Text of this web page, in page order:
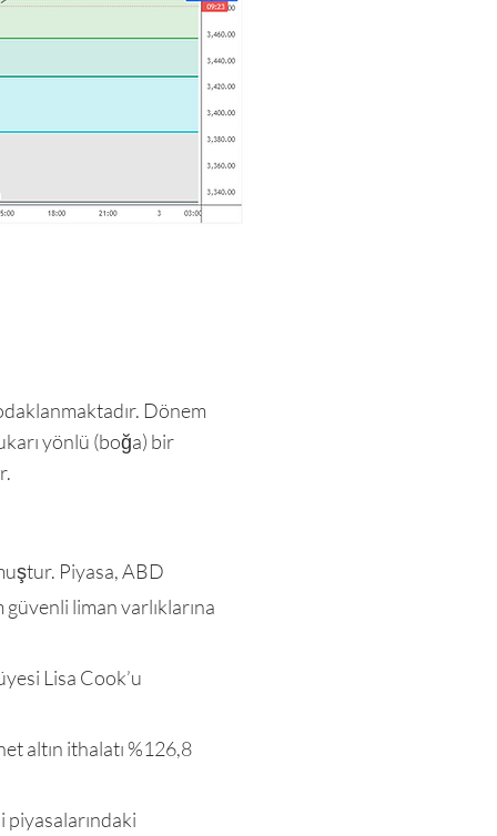
Dönem
yönlü (boğa) bir
Piyasa, ABD
liman varlıklarına
Lisa Cook’u
altın ithalatı %126,8